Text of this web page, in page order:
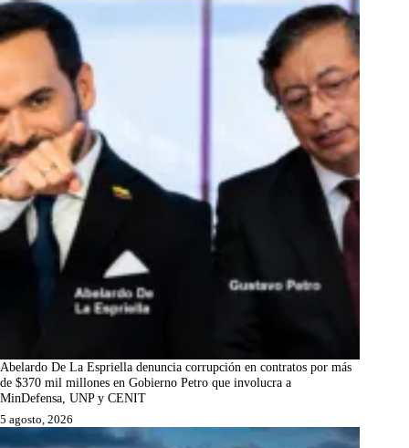
Abelardo De La Espriella denuncia corrupción en contratos por más
de $370 mil millones en Gobierno Petro que involucra a
MinDefensa, UNP y CENIT
5 agosto, 2026